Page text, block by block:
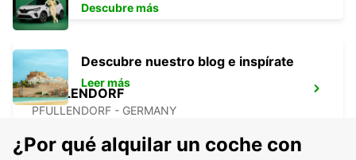
PFULLENDORF
PFULLENDORF - GERMANY
Descubre más
Descubre nuestro blog e inspírate
Leer más
¿Por qué alquilar un coche con